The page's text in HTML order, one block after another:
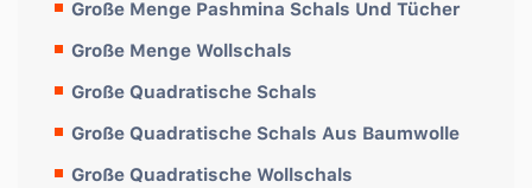
Große Menge Pashmina Schals Und Tücher
Große Menge Wollschals
Große Quadratische Schals
Große Quadratische Schals Aus Baumwolle
Große Quadratische Wollschals